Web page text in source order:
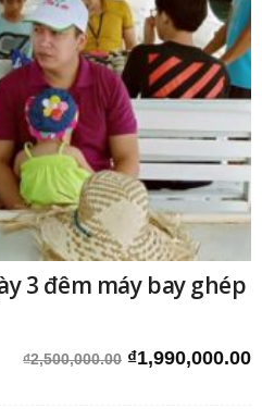
3 đêm máy bay ghép
₫2,500,000.00 Giá
₫1,990,000.00